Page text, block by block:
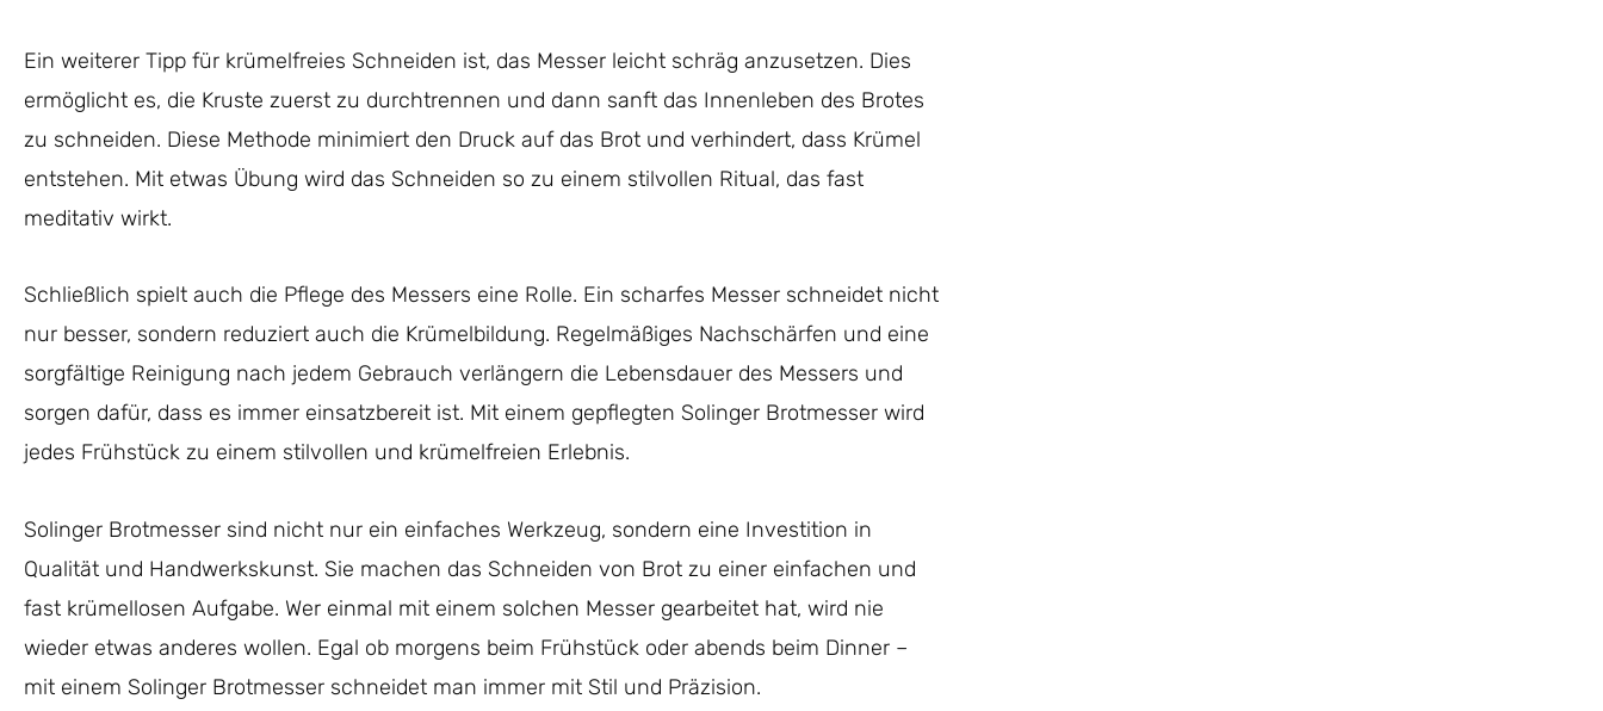
Ein weiterer Tipp für krümelfreies Schneiden ist, das Messer leicht schräg anzusetzen. Dies
ermöglicht es, die Kruste zuerst zu durchtrennen und dann sanft das Innenleben des Brotes
zu schneiden. Diese Methode minimiert den Druck auf das Brot und verhindert, dass Krümel
entstehen. Mit etwas Übung wird das Schneiden so zu einem stilvollen Ritual, das fast
meditativ wirkt.
Schließlich spielt auch die Pflege des Messers eine Rolle. Ein scharfes Messer schneidet nicht
nur besser, sondern reduziert auch die Krümelbildung. Regelmäßiges Nachschärfen und eine
sorgfältige Reinigung nach jedem Gebrauch verlängern die Lebensdauer des Messers und
sorgen dafür, dass es immer einsatzbereit ist. Mit einem gepflegten Solinger Brotmesser wird
jedes Frühstück zu einem stilvollen und krümelfreien Erlebnis.
Solinger Brotmesser sind nicht nur ein einfaches Werkzeug, sondern eine Investition in
Qualität und Handwerkskunst. Sie machen das Schneiden von Brot zu einer einfachen und
fast krümellosen Aufgabe. Wer einmal mit einem solchen Messer gearbeitet hat, wird nie
wieder etwas anderes wollen. Egal ob morgens beim Frühstück oder abends beim Dinner –
mit einem Solinger Brotmesser schneidet man immer mit Stil und Präzision.